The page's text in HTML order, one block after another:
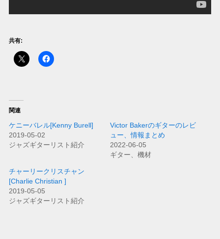
共有:
関連
ケニーバレル[Kenny Burell]
2019-05-02
ジャズギターリスト紹介
Victor Bakerのギターのレビ
ュー、情報まとめ
2022-06-05
ギター、機材
チャーリークリスチャン
[Charlie Christian ]
2019-05-05
ジャズギターリスト紹介